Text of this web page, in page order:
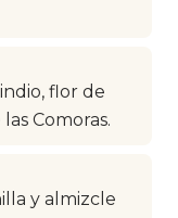
flor de
Comoras.
y almizcle